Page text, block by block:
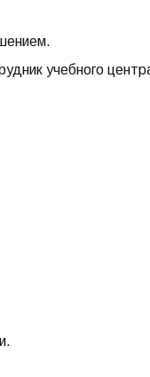
учебного